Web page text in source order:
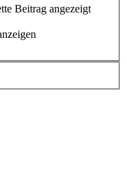
Beitrag angezeigt